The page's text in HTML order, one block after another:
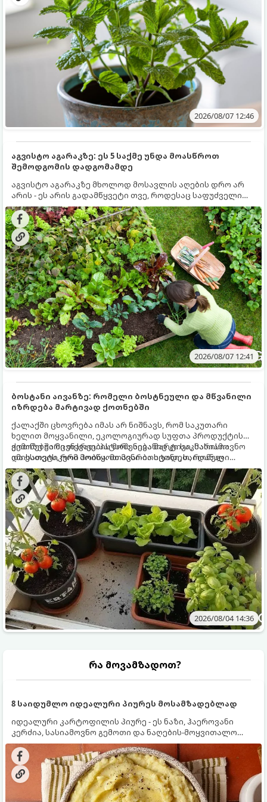
2026/08/07 12:46
აგვისტო აგარაკზე: ეს 5 საქმე უნდა მოასწროთ
შემოდგომის დადგომამდე
აგვისტო აგარაკზე მხოლოდ მოსავლის აღების დრო არ
არის - ეს არის გადამწყვეტი თვე, როდესაც საფუძველი
ეყრება მომავალი წლის მოსავალს და ბაღი მზადდება
შემოდგომა-ზამთრის სეზონისთვის. იმისათვის, რომ
ნიადაგმა ენერგია აღიდგინოს, ხოლო მცენარეებმა
ზამთარს გაუძლონ, აგვისტოს ბოლომდე 5
მნიშვნელოვანი საქმის გაკეთება უნდა მოასწროთ:
2026/08/07 12:41
ბოსტანი აივანზე: რომელი ბოსტნეული და მწვანილი
იზრდება მარტივად ქოთნებში
ქალაქში ცხოვრება იმას არ ნიშნავს, რომ საკუთარი
ხელით მოყვანილი, ეკოლოგიურად სუფთა პროდუქტის
გემოზე უარი თქვათ. პატარა აივანიც კი საკმარისია
იმისათვის, რომ მოიწყოთ მინი-ბოსტანი, საიდანაც
ყოველდღიურად ახალ, არომატულ მწვანილსა და
ბოსტნეულს მოკრეფთ.
ქოთნებში მცენარეების მოშენება მარტივი, სასიამოვნო
და ესთეტიკური ჰობია. მთავარია იცოდეთ, რომელი
კულტურები ეგუებიან ქოთნის პირობებს ყველაზე კარგად
და როგორ მოუაროთ მათ სწორად.
2026/08/04 14:36
რა მოვამზადოთ?
8 საიდუმლო იდეალური პიურეს მოსამზადებლად
იდეალური კარტოფილის პიურე - ეს ნაზი, ჰაეროვანი
კერძია, სასიამოვნო გემოთი და ნაღების-მოყვითალო
ფერით. მისი მომზადება ძალიან მარტივია, მაგრამ
არსებობს რამდენიმე საიდუმლო, რომლებიც უნდა
იცოდეთ, რომ პიურე იდეალურად გემრიელი გამოვიდეს.